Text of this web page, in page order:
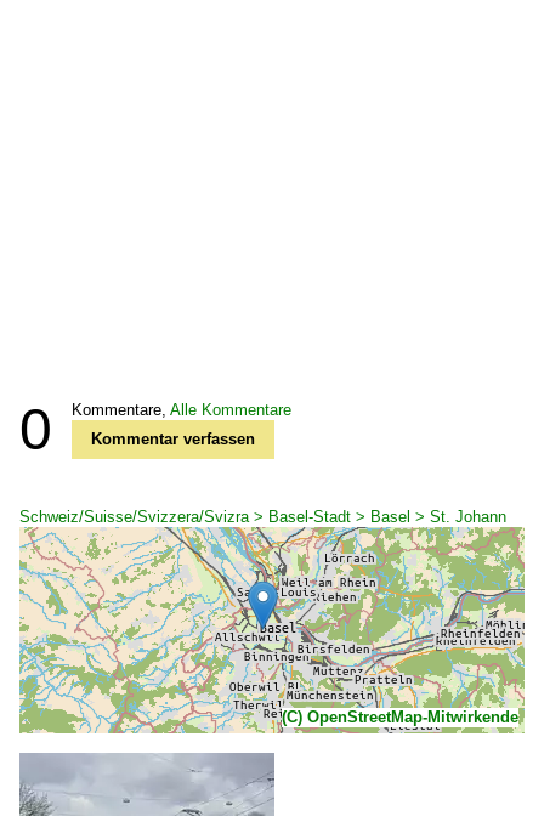
0 Kommentare, Alle Kommentare
Kommentar verfassen
Schweiz/Suisse/Svizzera/Svizra > Basel-Stadt > Basel > St. Johann
(C) OpenStreetMap-Mitwirkende